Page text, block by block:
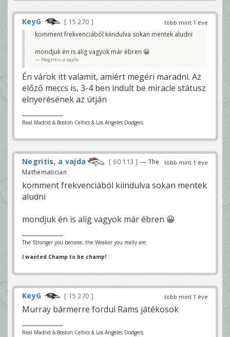
több mint 1 éve
KeyG
15 270
komment frekvenciából kiindulva sokan mentek aludni
mondjuk én is alig vagyok már ébren 😀
Negritis, a vajda
Én várok itt valamit, amiért megéri maradni. Az
előző meccs is, 3-4 ben indult be miracle státusz
elnyerésének az útján
Real Madrid & Boston Celtics & Los Angeles Dodgers
több mint 1 éve
Negritis, a vajda 60 113
— The
Mathematician
komment frekvenciából kiindulva sokan mentek
aludni
mondjuk én is alig vagyok már ébren 😀
The Stronger you become, the Weaker you really are.
I wanted Champ to be champ!
több mint 1 éve
KeyG 15 270
Murray bármerre fordul Rams játékosok
Real Madrid & Boston Celtics & Los Angeles Dodgers